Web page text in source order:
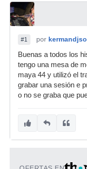
#1 por
Buenas a todos los
tengo una mesa de
maya 44 y utilizó el
grabar una sesión e
o no se graba que